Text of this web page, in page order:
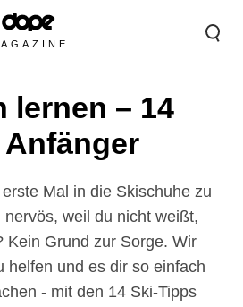
Mal in die Skischuhe zu
weil du nicht weißt,
Kein Grund zur Sorge. Wir
helfen und es dir so einfach
- mit den 14 Ski-Tipps